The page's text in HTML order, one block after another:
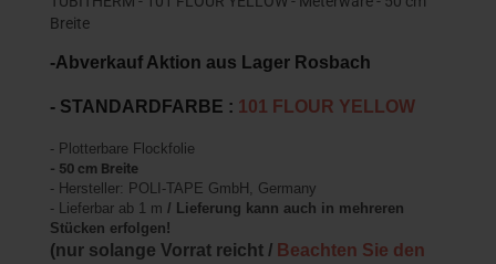
Breite
-Abverkauf Aktion aus Lager Rosbach
- STANDARDFARBE : 101 FLOUR YELLOW
- Plotterbare Flockfolie
- 50 cm Breite
- Hersteller: POLI-TAPE GmbH, Germany
- Lieferbar ab 1 m / Lieferung kann auch in mehreren
Stücken erfolgen!
(nur solange Vorrat reicht / Beachten Sie den